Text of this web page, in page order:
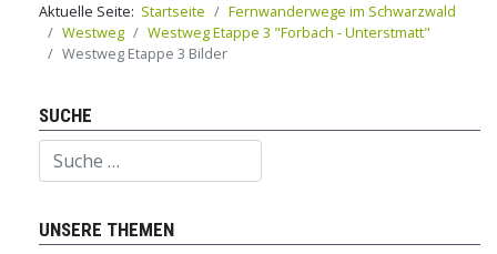
Aktuelle Seite: Startseite
Fernwanderwege im Schwarzwald
Westweg
Westweg Etappe 3 "Forbach - Unterstmatt"
Westweg Etappe 3 Bilder
SUCHE
Suchen
UNSERE THEMEN